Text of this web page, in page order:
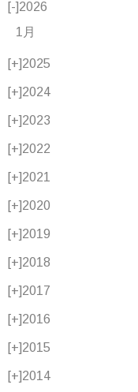
[-]2026
1月
[+]2025
[+]2024
[+]2023
[+]2022
[+]2021
[+]2020
[+]2019
[+]2018
[+]2017
[+]2016
[+]2015
[+]2014